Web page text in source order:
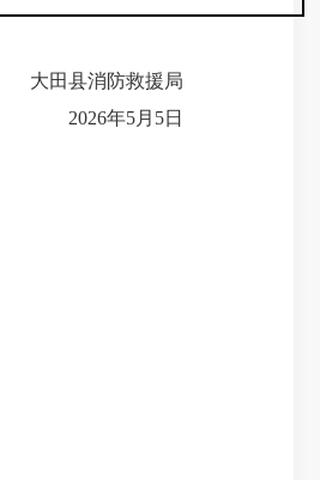
大田县消防救援局
2026年5月5日